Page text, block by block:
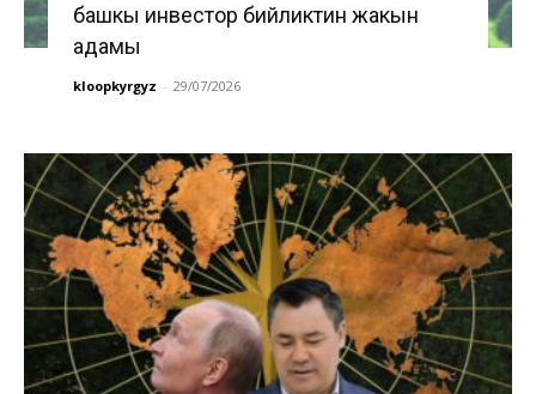
башкы инвестор бийликтин жакын
адамы
kloopkyrgyz - 29/07/2026